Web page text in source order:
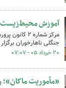
آموزش محیط‌زیست
مرکز
جنگلی ناهارخوران
۲۰ خرداد ۰۵ - ۰۷:۰۷
«مأموریت